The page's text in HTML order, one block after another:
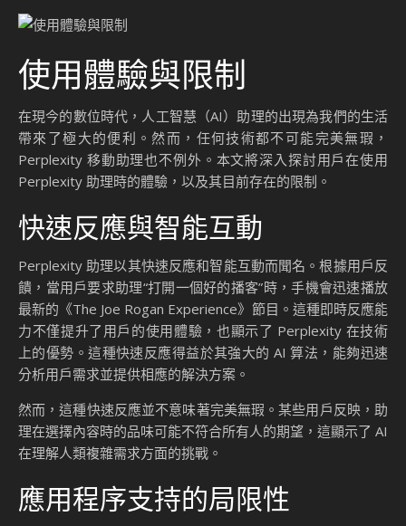
使用體驗與限制
在現今的數位時代，人工智慧（AI）助理的出現為我們的生活
帶來了極大的便利。然而，任何技術都不可能完美無瑕，
Perplexity 移動助理也不例外。本文將深入探討用戶在使用
Perplexity 助理時的體驗，以及其目前存在的限制。
快速反應與智能互動
Perplexity 助理以其快速反應和智能互動而聞名。根據用戶反
饋，當用戶要求助理“打開一個好的播客”時，手機會迅速播放
最新的《The Joe Rogan Experience》節目。這種即時反應能
力不僅提升了用戶的使用體驗，也顯示了 Perplexity 在技術
上的優勢。這種快速反應得益於其強大的 AI 算法，能夠迅速
分析用戶需求並提供相應的解決方案。
然而，這種快速反應並不意味著完美無瑕。某些用戶反映，助
理在選擇內容時的品味可能不符合所有人的期望，這顯示了 AI
在理解人類複雜需求方面的挑戰。
應用程序支持的局限性